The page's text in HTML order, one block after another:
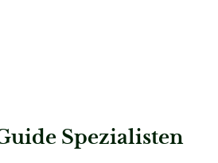
Spezialisten